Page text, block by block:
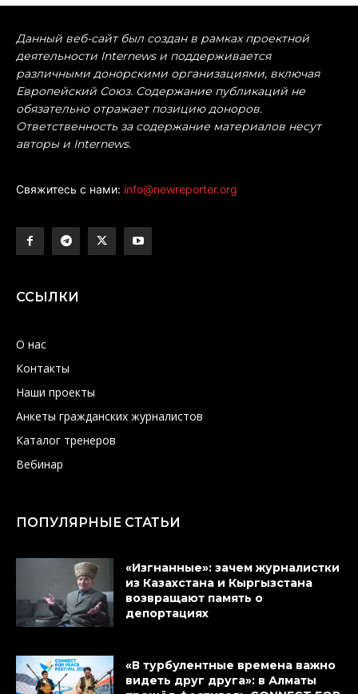
Данный веб-сайт был создан в рамках проектной
деятельности Internews и поддерживается
различными донорскими организациями, включая
Европейский Союз. Содержание публикаций не
обязательно отражает позицию доноров.
Ответственность за содержание материалов несут
авторы и Internews.
Свяжитесь с нами: info@newreporter.org
ССЫЛКИ
О нас
Контакты
Наши проекты
Анкеты гражданских журналистов
Каталог тренеров
Вебинар
ПОПУЛЯРНЫЕ СТАТЬИ
«Изгнанные»: зачем журналистки
из Казахстана и Кыргызстана
возвращают память о
депортациях
«В турбулентные времена важно
видеть друг друга»: в Алматы